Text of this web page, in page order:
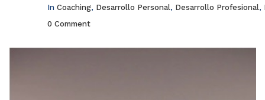
In Coaching, Desarrollo Personal, Desarrollo Profesional,
0 Comment